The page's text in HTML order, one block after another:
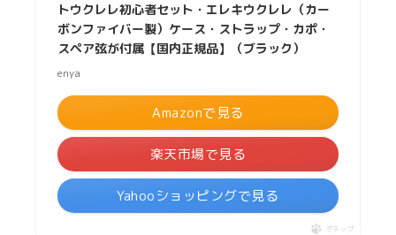
トウクレレ初心者セット・エレキウクレレ（カー
ボンファイバー製）ケース・ストラップ・カポ・
スペア弦が付属【国内正規品】（ブラック）
enya
Amazonで見る
楽天市場で見る
Yahooショッピングで見る
ポチップ